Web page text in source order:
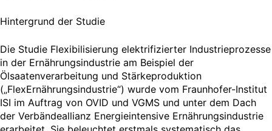
Hintergrund der Studie
Die Studie Flexibilisierung elektrifizierter Industrieprozesse
in der Ernährungsindustrie am Beispiel der
Ölsaatenverarbeitung und Stärkeproduktion
(„FlexErnährungsindustrie“) wurde vom Fraunhofer-Institut
ISI im Auftrag von OVID und VGMS und unter dem Dach
der Verbändeallianz Energieintensive Ernährungsindustrie